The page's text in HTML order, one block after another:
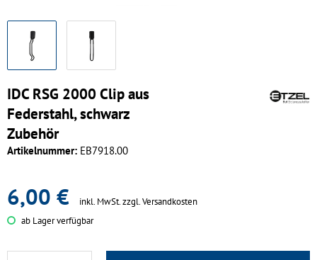
IDC RSG 2000 Clip aus
Federstahl, schwarz
Zubehör
Artikelnummer: EB7918.00
6,00 € inkl. MwSt.zzgl. Versandkosten
ab Lager verfügbar